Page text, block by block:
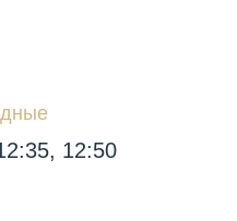
12:50